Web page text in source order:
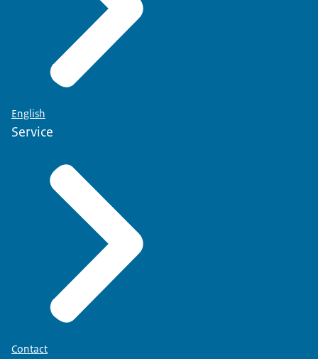
English
Service
Contact